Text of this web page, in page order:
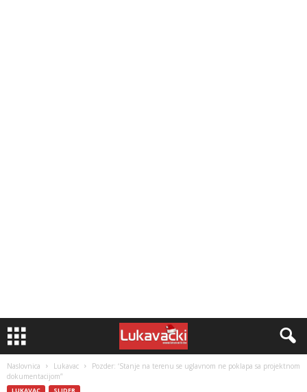
Naslovnica Lukavac
Pozder: ‘Stanje na terenu se uglavnom ne poklapa sa projektnom
dokumentacijom”